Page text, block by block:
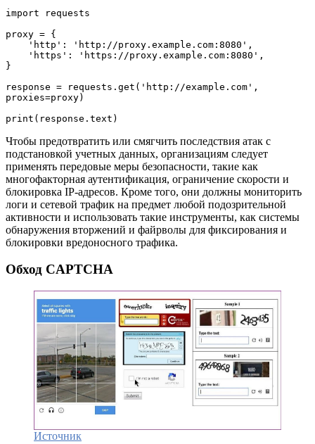
import requests
proxy = {
    'http': 'http://proxy.example.com:8080',
    'https': 'https://proxy.example.com:8080',
}
response = requests.get('http://example.com',
proxies=proxy)
print(response.text)
Чтобы предотвратить или смягчить последствия атак с
подстановкой учетных данных, организациям следует
применять передовые меры безопасности, такие как
многофакторная аутентификация, ограничение скорости и
блокировка IP-адресов. Кроме того, они должны мониторить
логи и сетевой трафик на предмет любой подозрительной
активности и использовать такие инструменты, как системы
обнаружения вторжений и файрволы для фиксирования и
блокировки вредоносного трафика.
Обход CAPTCHA
Источник